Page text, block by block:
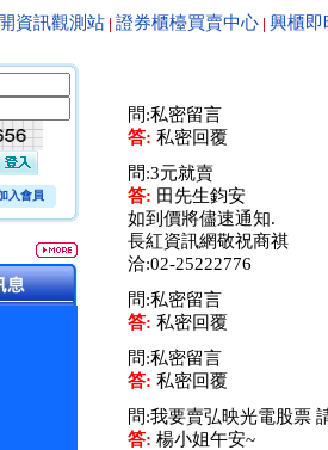
資訊觀測站 證券櫃檯買賣中心 興櫃即
入會員
問:私密留言
答: 私密回覆
問:3元就賣
答: 田先生鈞安
如到價將儘速通知.
長紅資訊網敬祝商祺
洽:02-25222776
問:私密留言
答: 私密回覆
問:私密留言
答: 私密回覆
問:我要賣弘映光電股票
答: 楊小姐午安~